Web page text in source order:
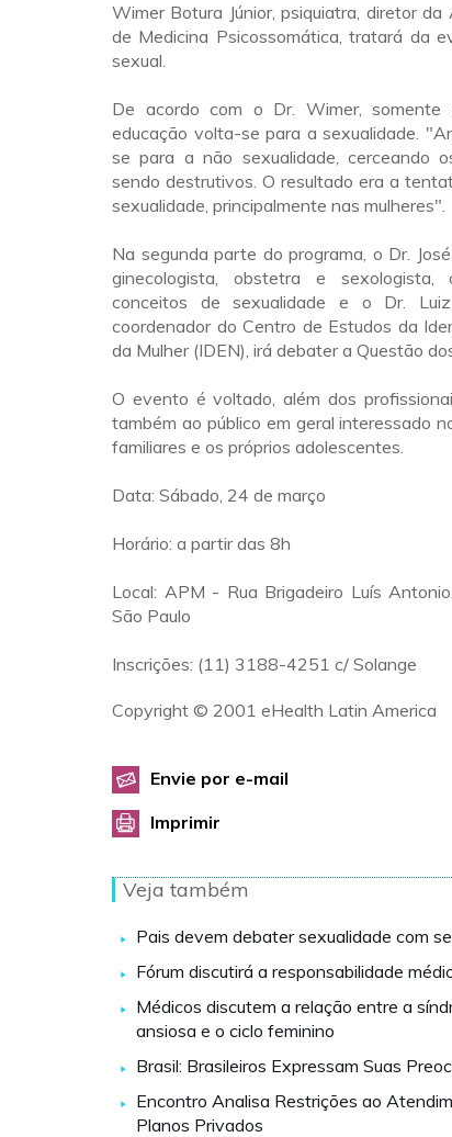
Wimer Botura Júnior, psiquiatra, diretor da
de Medicina Psicossomática, tratará da
sexual.
De acordo com o Dr. Wimer,
educação volta-se para a sexualidade.
se para a não sexualidade, cerceando
sendo destrutivos. O resultado era a
sexualidade, principalmente nas mulheres".
Na segunda parte do programa, o Dr.
ginecologista, obstetra e sexologista,
conceitos de sexualidade e o Dr. Luiz
coordenador do Centro de Estudos da
da Mulher (IDEN), irá debater a Questão
O evento é voltado, além dos
também ao público em geral interessado
familiares e os próprios adolescentes.
Data: Sábado, 24 de março
Horário: a partir das 8h
Local: APM - Rua Brigadeiro Luís
São Paulo
Inscrições: (11) 3188-4251 c/ Solange
Copyright © 2001 eHealth Latin America
Envie por e-mail
Imprimir
Veja também
Pais devem debater sexualidade com
Fórum discutirá a responsabilidade
Médicos discutem a relação entre a
ansiosa e o ciclo feminino
Brasil: Brasileiros Expressam Suas
Encontro Analisa Restrições ao
Planos Privados